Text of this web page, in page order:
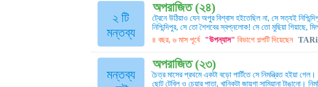
২ টি
মন্তব্য
অপরাজিত (২৪)
ট্রেনে উঠিয়াও যেন অপুর বিশ্বাস হইতেছিল না, সে সত্যই
নিশ্চিন্দিপুর, সে তো শৈশবের স্বপ্নলোক! সে তো মুছিয়া গিয়াছে,
৪ বছর, ৬ মাস পূর্বে "উপন্যাস" বিভাগে গল্পটি দিয়েছেন
মন্তব্য
অপরাজিত (২৩)
চৈত্র মাসের প্রথমে একটা বড়ো পার্টিতে সে নিমন্ত্রিত হইয়া গেল।
ছোট টেবিল ও চেয়ার পাতা, খানিকটা জায়গা সামিয়ানা টাঙানো।